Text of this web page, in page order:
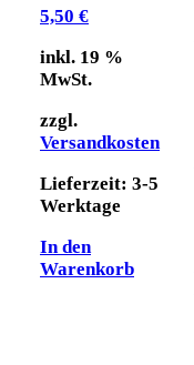
5,50 €
inkl. 19 %
MwSt.
zzgl.
Versandkosten
Lieferzeit: 3-5
Werktage
In den
Warenkorb